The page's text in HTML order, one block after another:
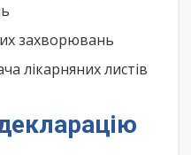
захворювань
лікарняних листів